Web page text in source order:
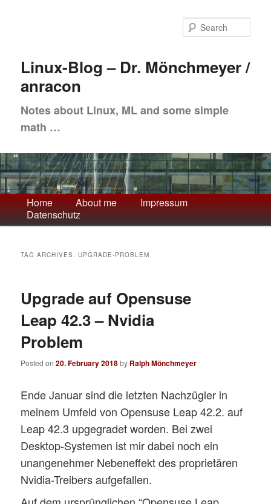
content
contentLinux-Blog – Dr. Mönchmeyer /
anracon
Notes about Linux, ML and some simple
math …
Main
menu
Home About me
Impressum
Datenschutz
TAG ARCHIVES:UPGRADE-PROBLEM
Upgrade auf Opensuse
Leap 42.3 – Nvidia
Problem
Posted on20. February 2018by Ralph Mönchmeyer
Ende Januar sind die letzten Nachzügler in
meinem Umfeld von Opensuse Leap 42.2. auf
Leap 42.3 upgegradet worden. Bei zwei
Desktop-Systemen ist mir dabei noch ein
unangenehmer Nebeneffekt des proprietären
Nvidia-Treibers aufgefallen.